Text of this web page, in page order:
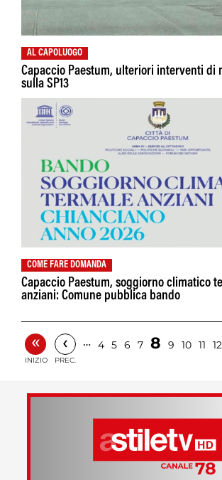
AL CAPOLUOGO
Capaccio Paestum, ulteriori interventi di
sulla SP13
COME FARE DOMANDA
Capaccio Paestum, soggiorno climatico
anziani: Comune pubblica bando
«
INIZIO
‹
PREC.
… 4 5 6 7 8 9 10 11 12